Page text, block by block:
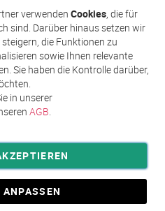
AGB
verwenden Cookies, die für
sind. Darüber hinaus setzen wir
die Funktionen zu
sowie Ihnen relevante
Sie haben die Kontrolle darüber,
in unserer
AGB.
ANPASSEN